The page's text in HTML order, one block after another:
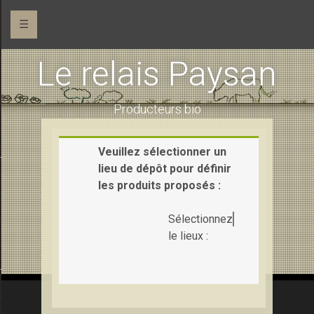
☰
Ferme de la Pihaudaie (pains et gâteaux)
et vache)
Le relais Paysan
Producteurs bio
Veuillez sélectionner un
lieu de dépôt pour définir
les produits proposés :
Sélectionnez
le lieux :